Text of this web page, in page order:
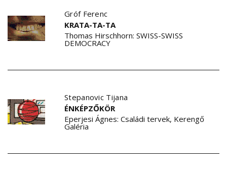
Gróf Ferenc
KRATA-TA-TA
Thomas Hirschhorn: SWISS-SWISS
DEMOCRACY
Stepanovic Tijana
ÉNKÉPZŐKÖR
Eperjesi Ágnes: Családi tervek, Kerengő
Galéria